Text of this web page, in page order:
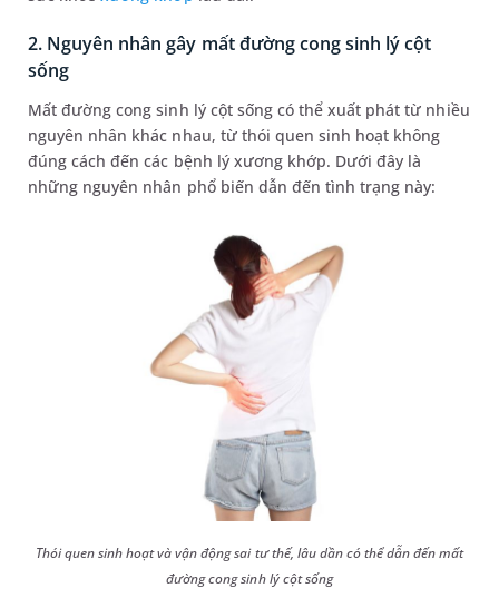
2. Nguyên nhân gây mất đường cong sinh lý cột
sống
Mất đường cong sinh lý cột sống có thể xuất phát từ nhiều
nguyên nhân khác nhau, từ thói quen sinh hoạt không
đúng cách đến các bệnh lý xương khớp. Dưới đây là
những nguyên nhân phổ biến dẫn đến tình trạng này:
Thói quen sinh hoạt và vận động sai tư thế, lâu dần có thể dẫn đến mất
đường cong sinh lý cột sống